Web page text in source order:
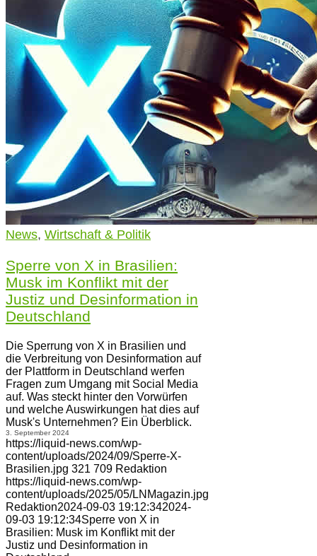
News, Wirtschaft & Politik
Sperre von X in Brasilien:
Musk im Konflikt mit der
Justiz und Desinformation in
Deutschland
Die Sperrung von X in Brasilien und
die Verbreitung von Desinformation auf
der Plattform in Deutschland werfen
Fragen zum Umgang mit Social Media
auf. Was steckt hinter den Vorwürfen
und welche Auswirkungen hat dies auf
Musk's Unternehmen? Ein Überblick.
3. September 2024
https://liquid-news.com/wp-
content/uploads/2024/09/Sperre-X-
Brasilien.jpg 321 709 Redaktion
https://liquid-news.com/wp-
content/uploads/2025/05/LNMagazin.jpg
Redaktion2024-09-03 19:12:342024-
09-03 19:12:34Sperre von X in
Brasilien: Musk im Konflikt mit der
Justiz und Desinformation in